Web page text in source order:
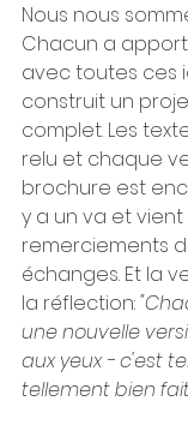
Nous nous
Chacun a
avec toutes ces
construit un
complet. Les
relu et chaque
brochure est
y a un va et
remerciements
échanges. Et la
la réflection:
une nouvelle
aux yeux - c'est
tellement bien